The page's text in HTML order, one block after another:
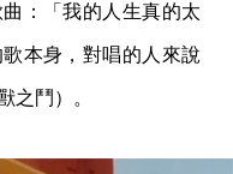
：「我的人生真的太
本身，對唱的人來說
之鬥）。